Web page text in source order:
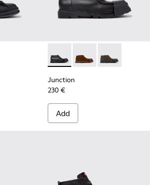
004 - Black Leather and Nubuck
003 - Brown Leather and
Junction - K300475-004 -
Junction - K300475-
Junction -
Junction
230 €
Add